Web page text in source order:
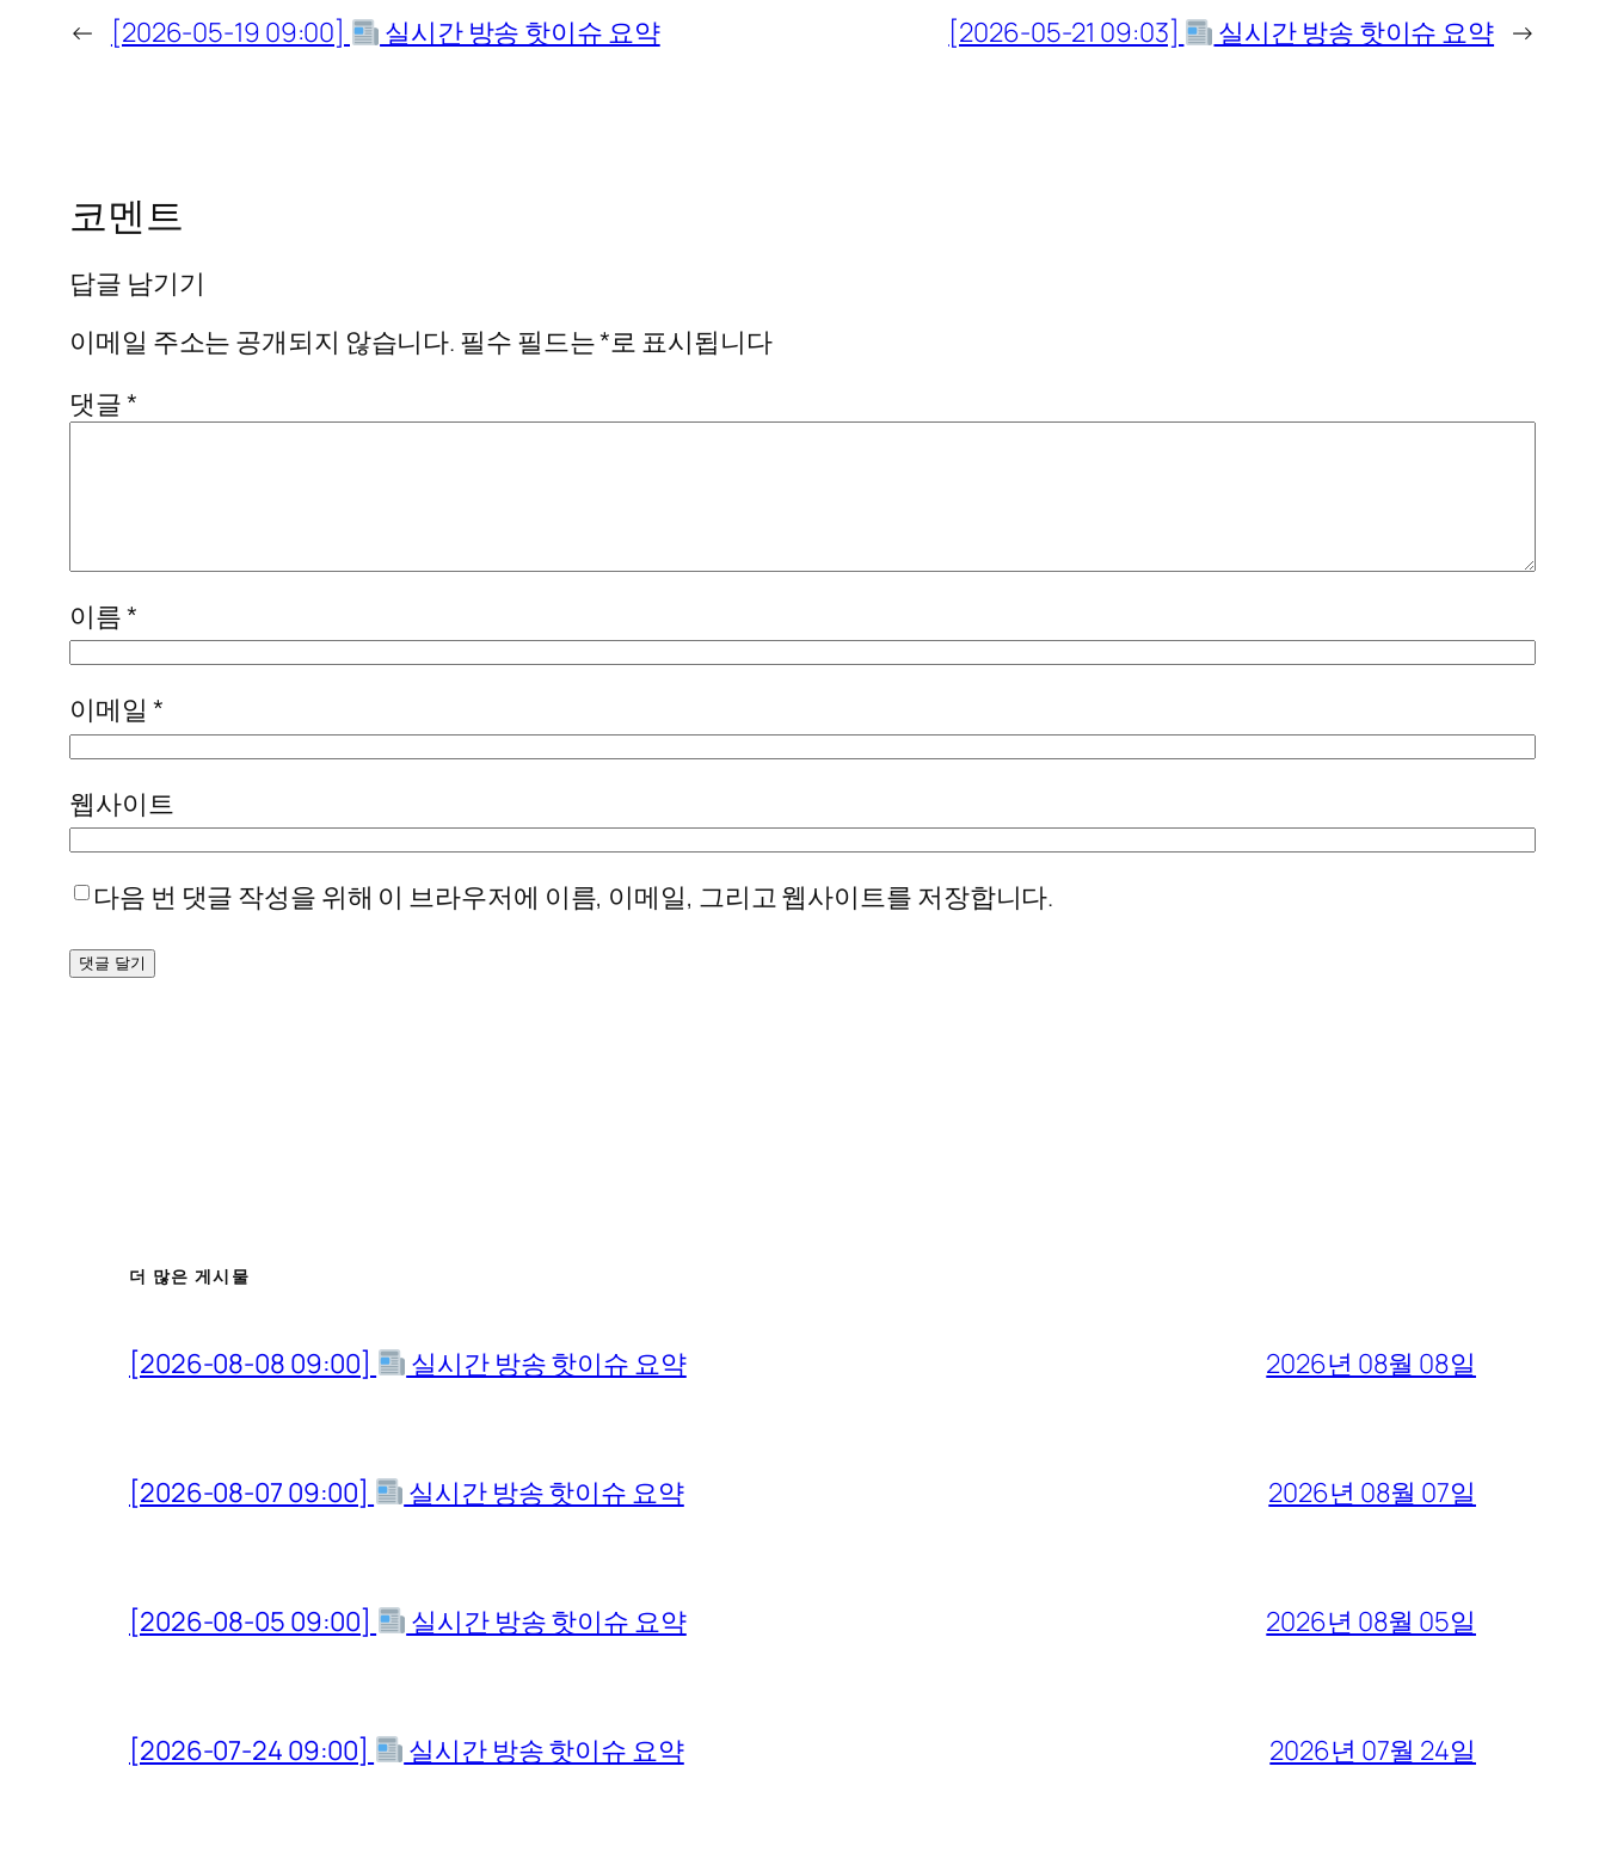
← [2026-05-19 09:00] 실시간 방송 핫이슈 요약 [2026-05-21 09:03] 실시간 방송 핫이슈 요약 →
코멘트
답글 남기기
이메일 주소는 공개되지 않습니다. 필수 필드는*로 표시됩니다
댓글*
이름*
이메일 *
웹사이트
다음 번 댓글 작성을 위해 이 브라우저에 이름, 이메일, 그리고 웹사이트를 저장합니다.
더 많은 게시물
[2026-08-08 09:00] 실시간 방송 핫이슈 요약 2026년 08월 08일
[2026-08-07 09:00] 실시간 방송 핫이슈 요약 2026년 08월 07일
[2026-08-05 09:00] 실시간 방송 핫이슈 요약 2026년 08월 05일
[2026-07-24 09:00] 실시간 방송 핫이슈 요약 2026년 07월 24일